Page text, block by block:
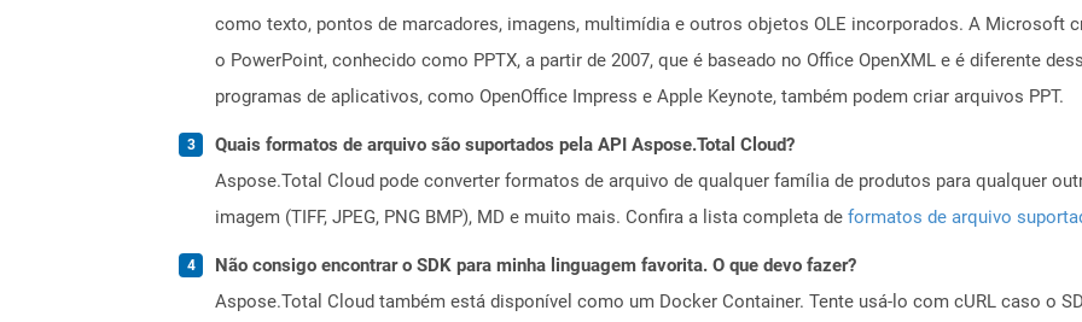
como texto, pontos de marcadores, imagens, multimídia e outros objetos OLE incorporados. A Microsoft
o PowerPoint, conhecido como PPTX, a partir de 2007, que é baseado no Office OpenXML e é diferente
programas de aplicativos, como OpenOffice Impress e Apple Keynote, também podem criar arquivos PPT.
Quais formatos de arquivo são suportados pela API Aspose.Total Cloud?
Aspose.Total Cloud pode converter formatos de arquivo de qualquer família de produtos para qualquer
imagem (TIFF, JPEG, PNG BMP), MD e muito mais. Confira a lista completa de formatos de arquivo
Não consigo encontrar o SDK para minha linguagem favorita. O que devo fazer?
Aspose.Total Cloud também está disponível como um Docker Container. Tente usá-lo com cURL caso o